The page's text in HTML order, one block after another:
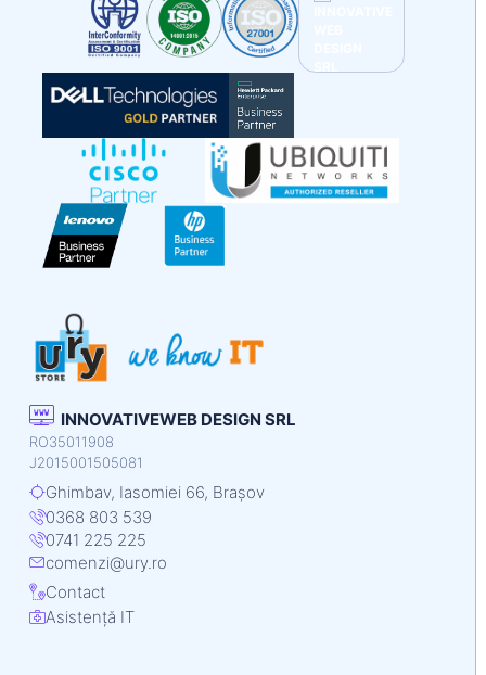
INNOVATIVEWEB DESIGN SRL
RO35011908
J2015001505081
Ghimbav, Iasomiei 66, Brașov
0368 803 539
0741 225 225
comenzi@ury.ro
Contact
Asistență IT